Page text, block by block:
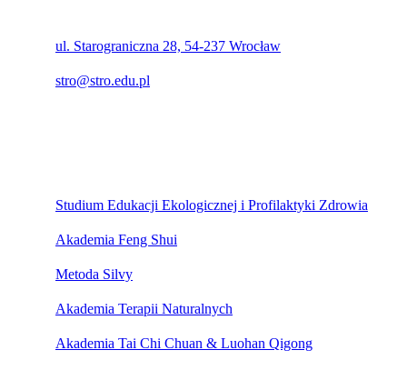
ul. Starograniczna 28, 54-237 Wrocław
stro@stro.edu.pl
Studium Edukacji Ekologicznej i Profilaktyki Zdrowia
Akademia Feng Shui
Metoda Silvy
Akademia Terapii Naturalnych
Akademia Tai Chi Chuan & Luohan Qigong